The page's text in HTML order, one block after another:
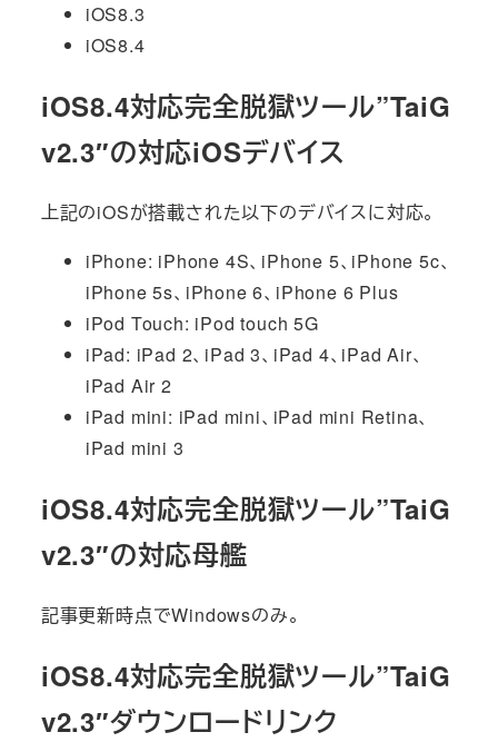
iOS8.3
iOS8.4
iOS8.4対応完全脱獄ツール”TaiG
v2.3″の対応iOSデバイス
上記のiOSが搭載された以下のデバイスに対応。
iPhone: iPhone 4S、iPhone 5、iPhone 5c、
iPhone 5s、iPhone 6、iPhone 6 Plus
iPod Touch: iPod touch 5G
iPad: iPad 2、iPad 3、iPad 4、iPad Air、
iPad Air 2
iPad mini: iPad mini、iPad mini Retina、
iPad mini 3
iOS8.4対応完全脱獄ツール”TaiG
v2.3″の対応母艦
記事更新時点でWindowsのみ。
iOS8.4対応完全脱獄ツール”TaiG
v2.3″ダウンロードリンク